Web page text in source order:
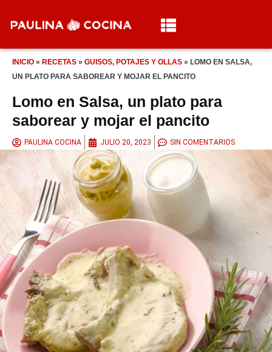
INICIO » RECETAS » GUISOS, POTAJES Y OLLAS » LOMO EN SALSA,
UN PLATO PARA SABOREAR Y MOJAR EL PANCITO
Lomo en Salsa, un plato para
saborear y mojar el pancito
PAULINA COCINA JULIO 20, 2023 SIN COMENTARIOS